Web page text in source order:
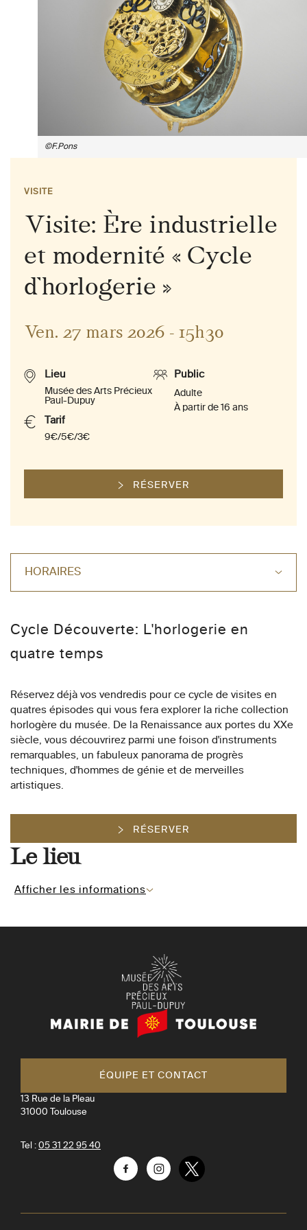
©F.Pons
Visite: Ère industrielle
et modernité « Cycle
d’horlogerie »
VISITE
Ven. 27 mars 2026 - 15h30
Lieu
Musée des Arts Précieux
Paul-Dupuy
Public
Adulte
À partir de 16 ans
Tarif
9€/5€/3€
RÉSERVER
HORAIRES
Cycle Découverte: L'horlogerie en
quatre temps
Réservez déjà vos vendredis pour ce cycle de visites en
quatres épisodes qui vous fera explorer la riche collection
horlogère du musée. De la Renaissance aux portes du XXe
siècle, vous découvrirez parmi une foison d'instruments
remarquables, un fabuleux panorama de progrès
techniques, d'hommes de génie et de merveilles
artistiques.
RÉSERVER
Le lieu
Afficher les informations
Mairie
de
ÉQUIPE ET CONTACT
13 Rue de la Pleau
31000
Toulouse
Tel : 05 31 22 95 40
FacebookInstagramTwitter